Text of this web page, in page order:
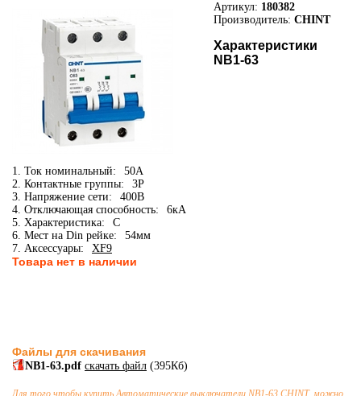
Артикул: 180382
Производитель: CHINT
Характеристики
NB1-63
1. Ток номинальный:
50А
2. Контактные группы:
3P
3. Напряжение сети:
400В
4. Отключающая способность:
6кА
5. Характеристика:
C
6. Мест на Din рейке:
54мм
7. Аксессуары:
XF9
Товара нет в наличии
Файлы для скачивания
NB1-63.pdf скачать файл (395Кб)
Для того чтобы купитьАвтоматические выключатели NB1-63 CHINT, можно